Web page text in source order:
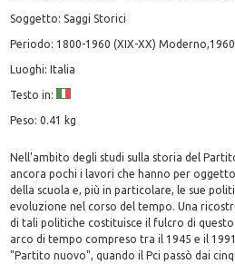
Soggetto: Saggi Storici
Periodo: 1800-1960 (XIX-XX)
Luoghi: Italia
Testo in:
Peso: 0.41 kg
Nell'ambito degli studi sulla storia del
ancora pochi i lavori che hanno per
della scuola e, più in particolare, le sue
evoluzione nel corso del tempo. Una
di tali politiche costituisce il fulcro di
arco di tempo compreso tra il 1945 e il
"Partito nuovo", quando il Pci passò dai